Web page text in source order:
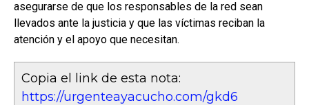
asegurarse de que los responsables de la red sean
llevados ante la justicia y que las víctimas reciban la
atención y el apoyo que necesitan.
Copia el link de esta nota:
https://urgenteayacucho.com/gkd6